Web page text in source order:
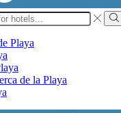
Playa
de la Playa